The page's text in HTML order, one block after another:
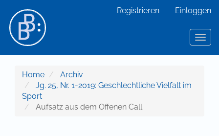
Hauptinhalt
Sidebar
Registrieren Einloggen
Home
Archiv
Jg. 25, Nr. 1-2019: Geschlechtliche Vielfalt im
Sport
Aufsatz aus dem Offenen Call